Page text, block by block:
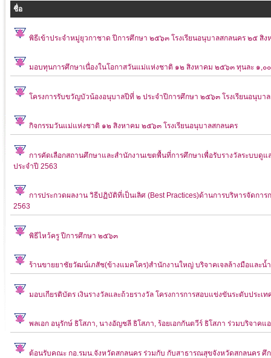
ชื่อ
พิธีเข้าประจำหมู่ยุวกาชาด ปีการศึกษา ๒๕๖๓ โรงเรียนอนุบาลสกลนคร ๒๕ สิ
มอบทุนการศึกษาเนื่องในโอกาสวันแม่แห่งชาติ ๑๒ สิงหาคม ๒๕๖๓ ทุนละ ๑,
โครงการรับขวัญบัวน้องอนุบาลปีที่ ๒ ประจำปีการศึกษา ๒๕๖๓ โรงเรียนอนุบา
กิจกรรมวันแม่แห่งชาติ ๑๒ สิงหาคม ๒๕๖๓ โรงเรียนอนุบาลสกลนคร
การคัดเลือกสถานศึกษาและสำนักงานเขตพื้นที่การศึกษาเพื่อรับรางวัลระบบดู
ประจำปี 2563
การประกวดผลงาน วิธีปฏิบัติที่เป็นเลิศ (Best Practices)ด้านการบริหารจัดก
2563
พิธีไหว้ครู ปีการศึกษา ๒๕๖๓
ร้านขายยาชัยวัฒน์เภสัช(ข้างแมคโคร)สำนักงานใหญ่ บริจาคเจลล้างมือและน้
มอบเกียรติบัตร เงินรางวัลและถ้วยรางวัล โครงการการสอบแข่งขันระดับปร
พลเอก อนุรักษ์ ธิโสภา, นางอัญชลี ธิโสภา, ร้อยเอกกันตวีร์ ธิโสภา ร่วมบริจาคแ
ต้อนรับคณะ กอ.รมน.จังหวัดสกลนคร ร่วมกับ กับสาธารณสุขจังหวัดสกลนคร ศึ